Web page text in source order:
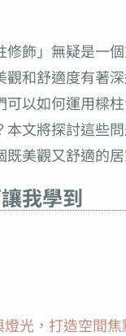
飾」無疑是一
和舒適度有著
以如何運用樑
文將探討這些
美觀又舒適的居
我學到
光，打造空間